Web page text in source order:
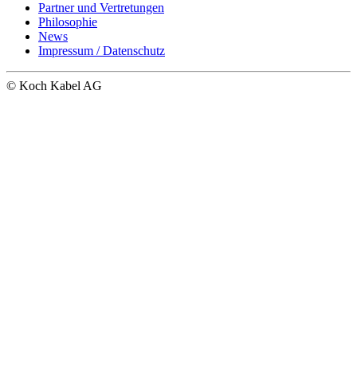
Partner und Vertretungen
Philosophie
News
Impressum / Datenschutz
© Koch Kabel AG